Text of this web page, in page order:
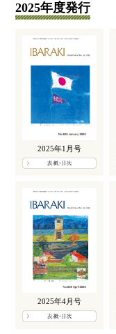
2025年度発行
2025年1月号
2025年4月号